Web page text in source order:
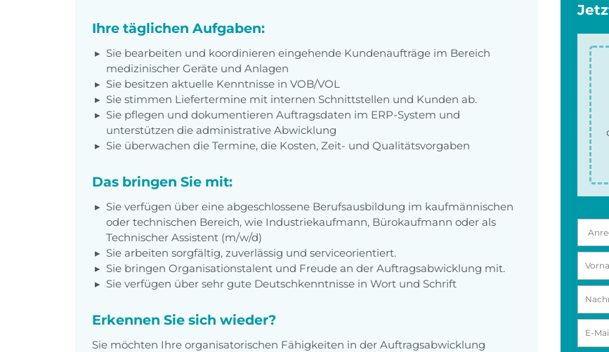
Ihre täglichen Aufgaben:
Sie bearbeiten und koordinieren eingehende Kundenaufträge im Bereich
medizinischer Geräte und Anlagen
Sie besitzen aktuelle Kenntnisse in VOB/VOL
Sie stimmen Liefertermine mit internen Schnittstellen und Kunden ab.
Sie pflegen und dokumentieren Auftragsdaten im ERP-System und
unterstützen die administrative Abwicklung
Sie überwachen die Termine, die Kosten, Zeit- und Qualitätsvorgaben
Das bringen Sie mit:
Sie verfügen über eine abgeschlossene Berufsausbildung im kaufmännischen
oder technischen Bereich, wie Industriekaufmann, Bürokaufmann oder als
Technischer Assistent (m/w/d)
Sie arbeiten sorgfältig, zuverlässig und serviceorientiert.
Sie bringen Organisationstalent und Freude an der Auftragsabwicklung mit.
Sie verfügen über sehr gute Deutschkenntnisse in Wort und Schrift
Erkennen Sie sich wieder?
Sie möchten Ihre organisatorischen Fähigkeiten in der Auftragsabwicklung